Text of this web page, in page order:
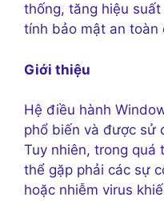
thống, tăng hiệu
tính bảo mật an toàn
Giới thiệu
Hệ điều hành
phổ biến và được sử
Tuy nhiên, trong quá
thể gặp phải các sự
hoặc nhiễm virus